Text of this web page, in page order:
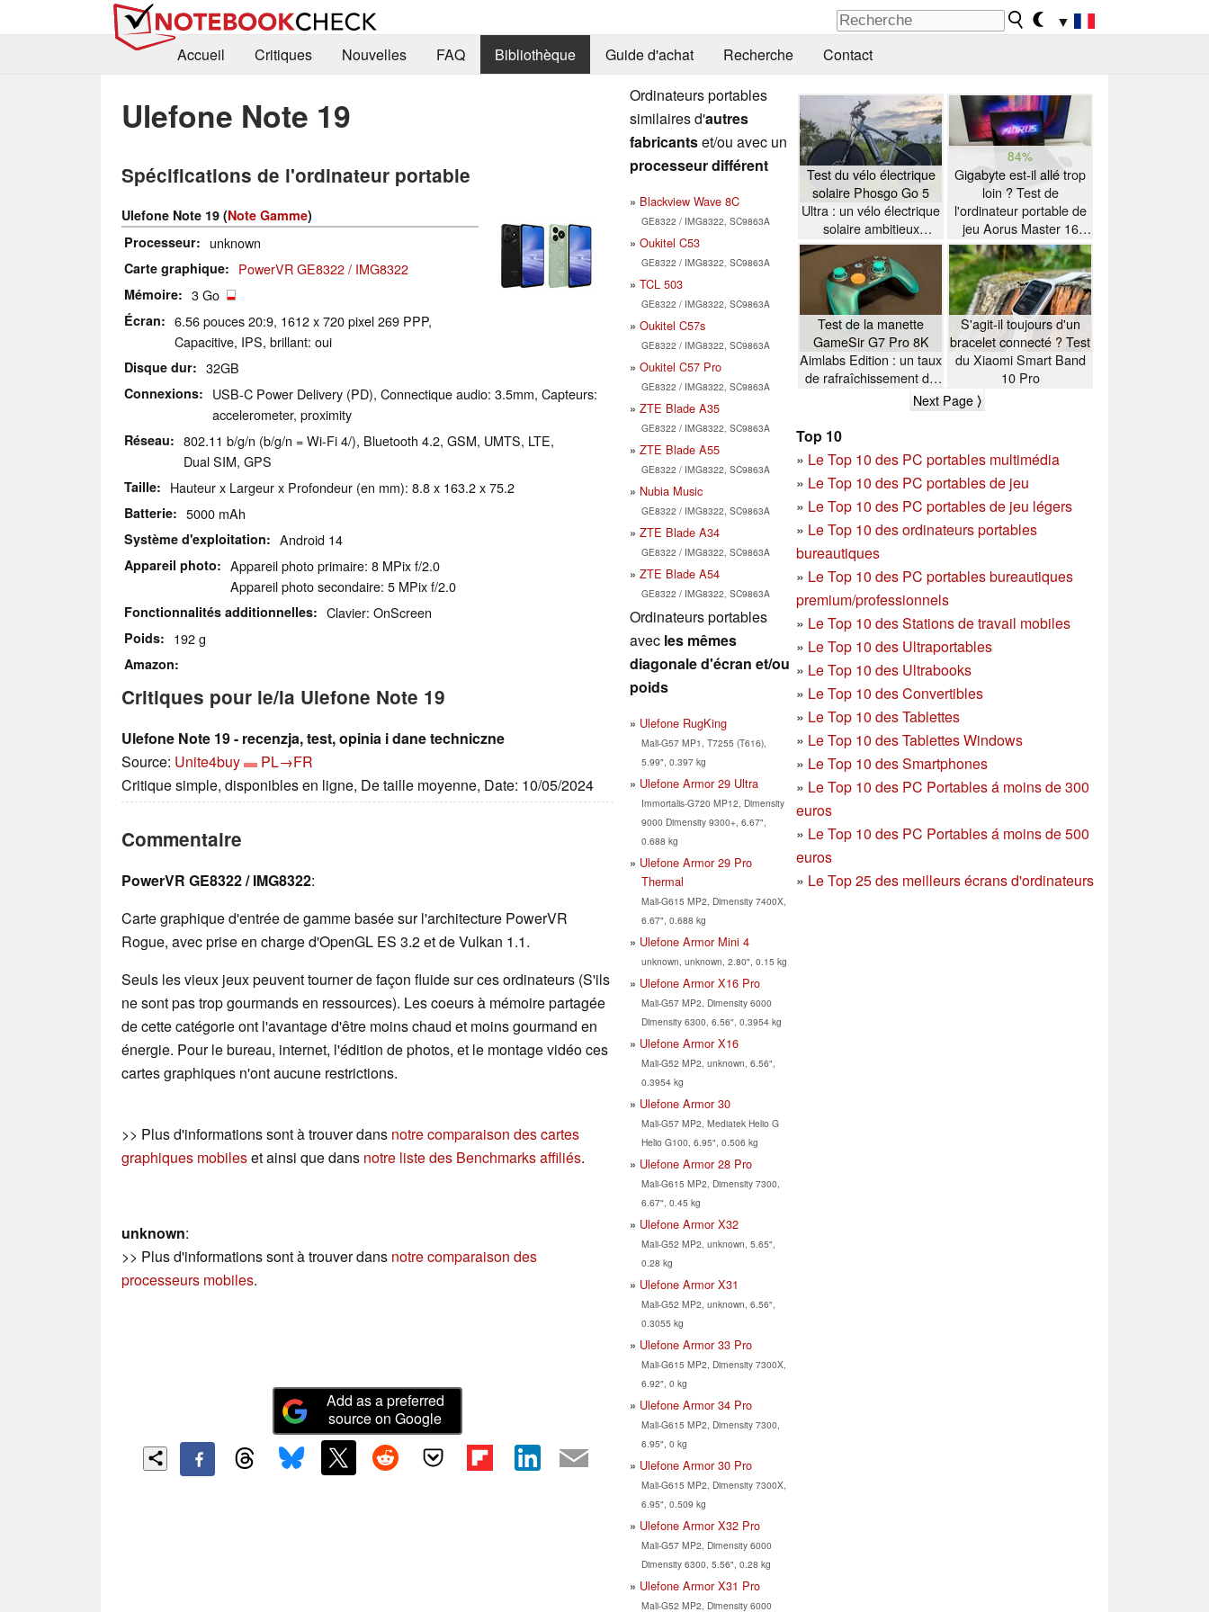
▼
Accueil
Critiques Nouvelles FAQ Bibliothèque Guide d'achat Recherche Contact
Ulefone Note 19
Spécifications de l'ordinateur portable
Ulefone Note 19 (Note Gamme)
Processeur
unknown
Carte graphique PowerVR GE8322 / IMG8322
Mémoire 3 Go
Écran
6.56 pouces 20:9, 1612 x 720 pixel 269 PPP,
Capacitive, IPS, brillant: oui
Disque dur 32GB
Connexions
USB-C Power Delivery (PD), Connectique audio: 3.5mm, Capteurs:
accelerometer, proximity
Réseau
802.11 b/g/n (b/g/n = Wi-Fi 4/), Bluetooth 4.2, GSM, UMTS, LTE,
Dual SIM, GPS
Taille Hauteur x Largeur x Profondeur (en mm): 8.8 x 163.2 x 75.2
Batterie 5000 mAh
Système d'exploitation Android 14
Appareil photo
Appareil photo primaire: 8 MPix f/2.0
Appareil photo secondaire: 5 MPix f/2.0
Fonctionnalités additionnelles Clavier: OnScreen
Poids 192 g
Amazon
Critiques pour le/la Ulefone Note 19
Ulefone Note 19 - recenzja, test, opinia i dane techniczne
Source: Unite4buy
PL→FR
Critique simple, disponibles en ligne, De taille moyenne, Date: 10/05/2024
Commentaire
PowerVR GE8322 / IMG8322:
Carte graphique d'entrée de gamme basée sur l'architecture PowerVR
Rogue, avec prise en charge d'OpenGL ES 3.2 et de Vulkan 1.1.
Seuls les vieux jeux peuvent tourner de façon fluide sur ces ordinateurs (S'ils
ne sont pas trop gourmands en ressources). Les coeurs à mémoire partagée
de cette catégorie ont l'avantage d'être moins chaud et moins gourmand en
énergie. Pour le bureau, internet, l'édition de photos, et le montage vidéo ces
cartes graphiques n'ont aucune restrictions.
>> Plus d'informations sont à trouver dans notre comparaison des cartes
graphiques mobileset ainsi que dans notre liste des Benchmarks affiliés.
unknown:
>> Plus d'informations sont à trouver dans notre comparaison des
processeurs mobiles.
Add as a preferred
source on Google
Ordinateurs portables
similaires d'autres
fabricantset/ou avec un
processeur différent
Blackview Wave 8C
GE8322 / IMG8322, SC9863A
Oukitel C53
GE8322 / IMG8322, SC9863A
TCL 503
GE8322 / IMG8322, SC9863A
Oukitel C57s
GE8322 / IMG8322, SC9863A
Oukitel C57 Pro
GE8322 / IMG8322, SC9863A
ZTE Blade A35
GE8322 / IMG8322, SC9863A
ZTE Blade A55
GE8322 / IMG8322, SC9863A
Nubia Music
GE8322 / IMG8322, SC9863A
ZTE Blade A34
GE8322 / IMG8322, SC9863A
ZTE Blade A54
GE8322 / IMG8322, SC9863A
Ordinateurs portables
avec les mêmes
diagonale d'écran et/ou
poids
Ulefone RugKing
Mali-G57 MP1, T7255 (T616),
5.99", 0.397 kg
Ulefone Armor 29 Ultra
Immortalis-G720 MP12, Dimensity
9000 Dimensity 9300+, 6.67",
0.688 kg
Ulefone Armor 29 Pro
Thermal
Mali-G615 MP2, Dimensity 7400X,
6.67", 0.688 kg
Ulefone Armor Mini 4
unknown, unknown, 2.80", 0.15 kg
Ulefone Armor X16 Pro
Mali-G57 MP2, Dimensity 6000
Dimensity 6300, 6.56", 0.3954 kg
Ulefone Armor X16
Mali-G52 MP2, unknown, 6.56",
0.3954 kg
Ulefone Armor 30
Mali-G57 MP2, Mediatek Helio G
Helio G100, 6.95", 0.506 kg
Ulefone Armor 28 Pro
Mali-G615 MP2, Dimensity 7300,
6.67", 0.45 kg
Ulefone Armor X32
Mali-G52 MP2, unknown, 5.65",
0.28 kg
Ulefone Armor X31
Mali-G52 MP2, unknown, 6.56",
0.3055 kg
Ulefone Armor 33 Pro
Mali-G615 MP2, Dimensity 7300X,
6.92", 0 kg
Ulefone Armor 34 Pro
Mali-G615 MP2, Dimensity 7300,
6.95", 0 kg
Ulefone Armor 30 Pro
Mali-G615 MP2, Dimensity 7300X,
6.95", 0.509 kg
Ulefone Armor X32 Pro
Mali-G57 MP2, Dimensity 6000
Dimensity 6300, 5.56", 0.28 kg
Ulefone Armor X31 Pro
Mali-G52 MP2, Dimensity 6000
Test du vélo électrique
solaire Phosgo Go 5
Ultra : un vélo électrique
solaire ambitieux
présentant quelques
particularités
84%
Gigabyte est-il allé trop
loin ? Test de
l'ordinateur portable de
jeu Aorus Master 16
équipé d'un processeur
AMD Zen 5
Test de la manette
GameSir G7 Pro 8K
Aimlabs Edition : un taux
de rafraîchissement de
S'agit-il toujours d'un
bracelet connecté ? Test
du Xiaomi Smart Band
10 Pro
Next Page ⟩
Top 10
» Le Top 10 des PC portables multimédia
» Le Top 10 des PC portables de jeu
» Le Top 10 des PC portables de jeu légers
» Le Top 10 des ordinateurs portables
bureautiques
» Le Top 10 des PC portables bureautiques
premium/professionnels
» Le Top 10 des Stations de travail mobiles
» Le Top 10 des Ultraportables
» Le Top 10 des Ultrabooks
» Le Top 10 des Convertibles
» Le Top 10 des Tablettes
» Le Top 10 des Tablettes Windows
» Le Top 10 des Smartphones
» Le Top 10 des PC Portables á moins de 300
euros
» Le Top 10 des PC Portables á moins de 500
euros
» Le Top 25 des meilleurs écrans d'ordinateurs